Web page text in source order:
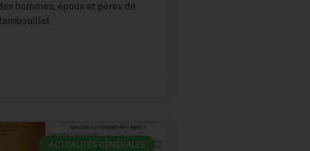
hommes, époux et pères de
ACTUALITÉS GÉNÉRALES